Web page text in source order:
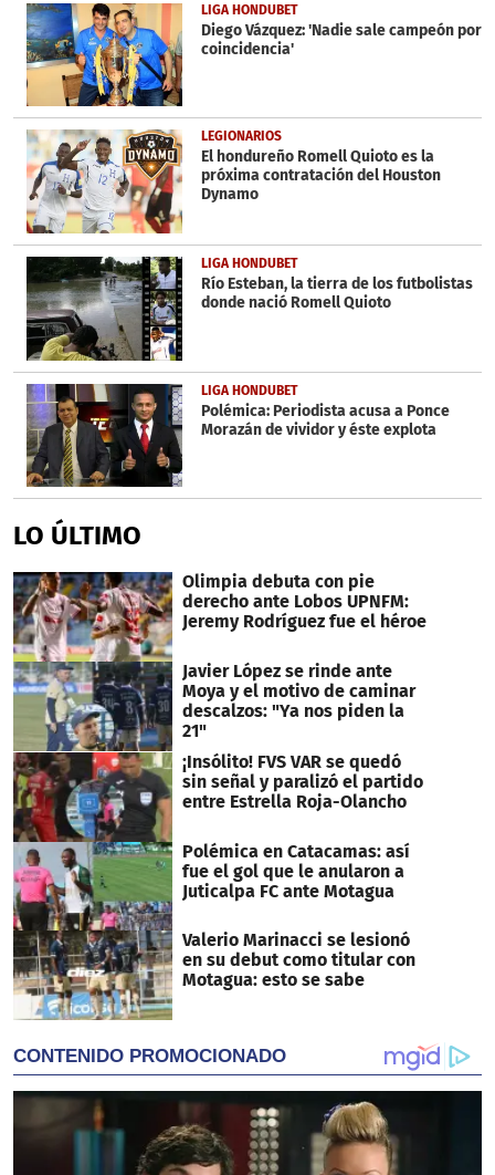
LIGA HONDUBET
Diego Vázquez: 'Nadie sale campeón por
coincidencia'
LEGIONARIOS
El hondureño Romell Quioto es la
próxima contratación del Houston
Dynamo
LIGA HONDUBET
Río Esteban, la tierra de los futbolistas
donde nació Romell Quioto
LIGA HONDUBET
Polémica: Periodista acusa a Ponce
Morazán de vividor y éste explota
LO ÚLTIMO
Olimpia debuta con pie
derecho ante Lobos UPNFM:
Jeremy Rodríguez fue el héroe
Javier López se rinde ante
Moya y el motivo de caminar
descalzos: "Ya nos piden la
21"
¡Insólito! FVS VAR se quedó
sin señal y paralizó el partido
entre Estrella Roja-Olancho
Polémica en Catacamas: así
fue el gol que le anularon a
Juticalpa FC ante Motagua
Valerio Marinacci se lesionó
en su debut como titular con
Motagua: esto se sabe